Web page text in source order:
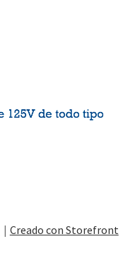
Creado con Storefront